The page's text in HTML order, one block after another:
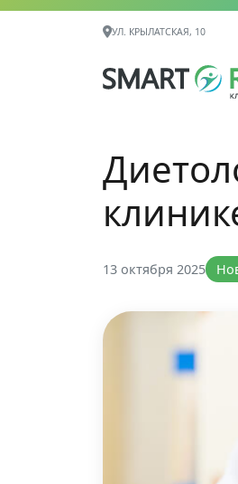
Контактная
УЛ. КРЫЛАТСКАЯ, 10
13 октября 2025